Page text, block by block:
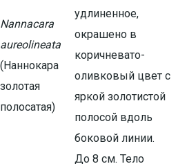
Nannacara
aureolineata
(Наннокара
золотая
полосатая)
удлиненное,
окрашено в
коричневато-
оливковый цвет с
яркой золотистой
полосой вдоль
боковой линии.
До 8 см. Тело